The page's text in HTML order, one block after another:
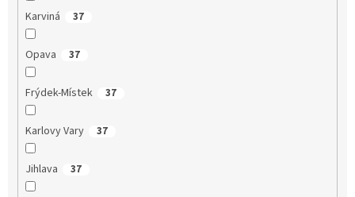
Karviná 37
Opava 37
Frýdek-Místek 37
Karlovy Vary 37
Jihlava 37